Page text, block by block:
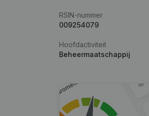
RSIN-nummer
009254079
Hoofdactiviteit
Beheermaatschappij